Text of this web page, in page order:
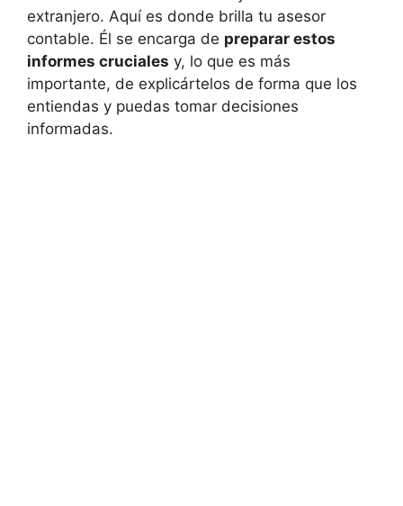
extranjero. Aquí ‌es⁢ donde brilla tu ‌asesor‌
contable. Él se encarga‌ de preparar estos
informes cruciales y,⁢ lo que es⁣ más
⁢importante, de explicártelos‌ de forma que los
entiendas y⁣ puedas tomar decisiones⁤
informadas.